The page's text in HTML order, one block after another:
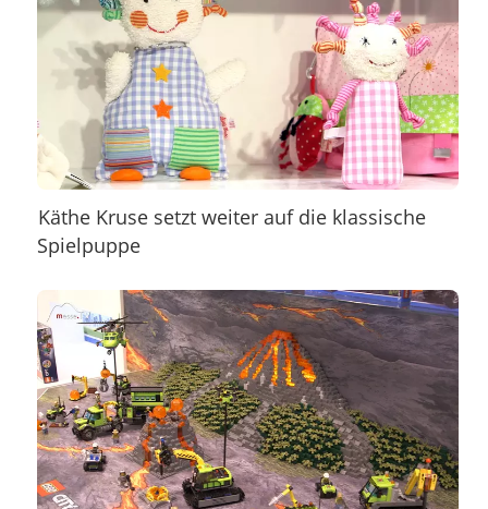
Käthe Kruse setzt weiter auf die klassische
Spielpuppe